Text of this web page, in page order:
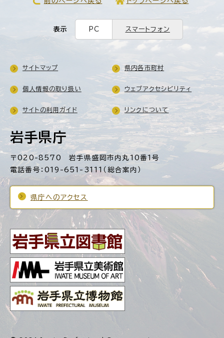
表示 PC スマートフォン
岩手県庁
〒020-8570 岩手県盛岡市内丸10番1号
電話番号：019-651-3111（総合案内）
県庁へのアクセス
サイトマップ 県内各市町村
個人情報の取り扱い ウェブアクセシビリティ
サイトの利用ガイド リンクについて